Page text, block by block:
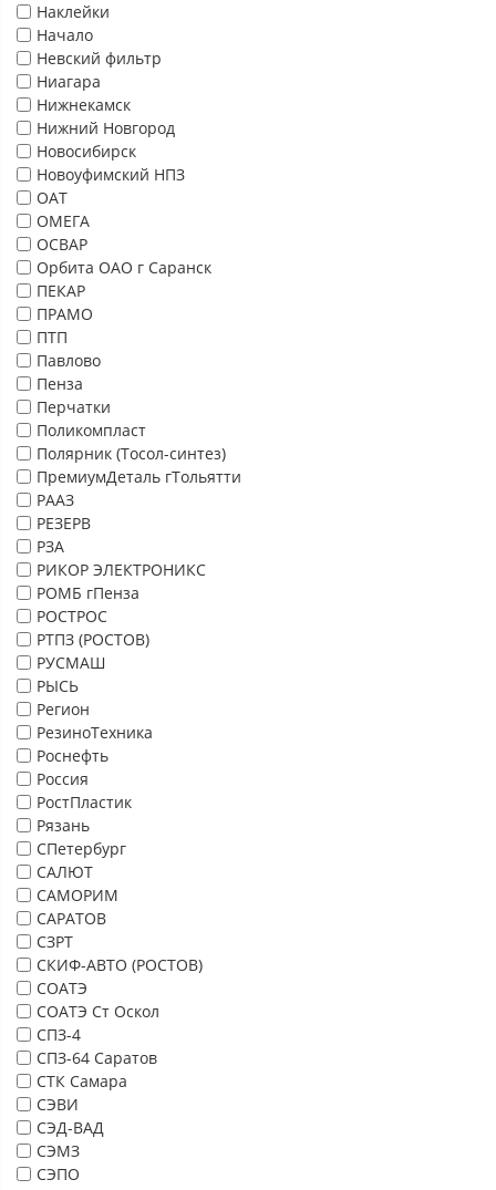
Наклейки
Начало
Невский фильтр
Ниагара
Нижнекамск
Нижний Новгород
Новосибирск
Новоуфимский НПЗ
ОАТ
ОМЕГА
ОСВАР
Орбита ОАО г Саранск
ПЕКАР
ПРАМО
ПТП
Павлово
Пенза
Перчатки
Поликомпласт
Полярник (Тосол-синтез)
ПремиумДеталь гТольятти
РААЗ
РЕЗЕРВ
РЗА
РИКОР ЭЛЕКТРОНИКС
РОМБ гПенза
РОСТРОС
РТПЗ (РОСТОВ)
РУСМАШ
РЫСЬ
Регион
РезиноТехника
Роснефть
Россия
РостПластик
Рязань
СПетербург
САЛЮТ
САМОРИМ
САРАТОВ
СЗРТ
СКИФ-АВТО (РОСТОВ)
СОАТЭ
СОАТЭ Ст Оскол
СПЗ-4
СПЗ-64 Саратов
СТК Самара
СЭВИ
СЭД-ВАД
СЭМЗ
СЭПО